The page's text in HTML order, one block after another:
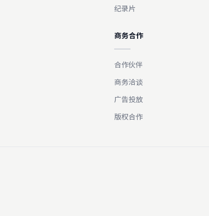
纪录片
商务合作
合作伙伴
商务洽谈
广告投放
版权合作